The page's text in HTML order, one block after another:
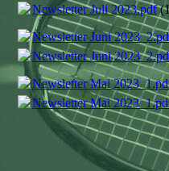
Newsletter Juli 2023.pdf
Newsletter Juni
Newsletter Juni
Newsletter Mai
Newsletter Mai